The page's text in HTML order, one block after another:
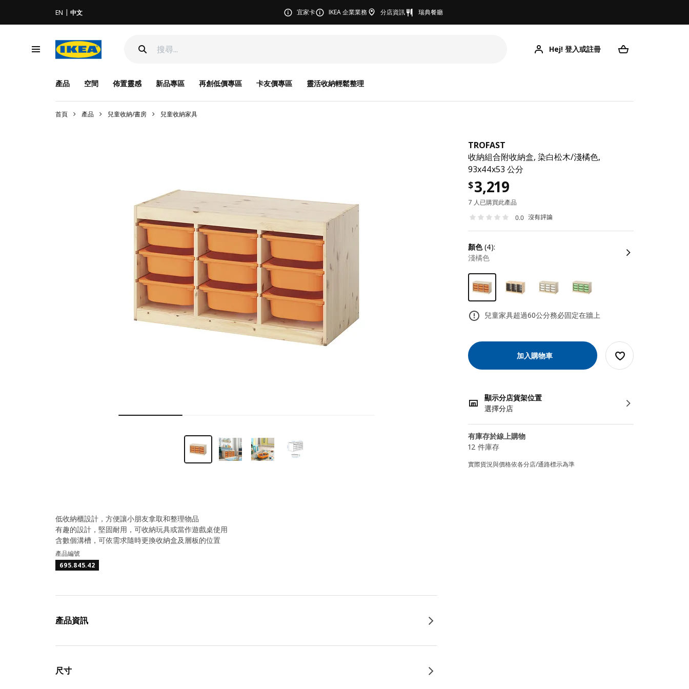
EN 中文 宜家卡 IKEA 企業業務 分店資訊 瑞典餐廳
Hej! 登入或註冊
產品 空間 佈置靈感 新品專區 再創低價專區 卡友價專區 靈活收納輕鬆整理
首頁 產品 兒童收納/書房 兒童收納家具
TROFAST
收納組合附收納盒, 染白松木/淺橘色,
93x44x53 公分
$3,219
7 人已購買此產品
0.0 沒有評論
顏色(4):
淺橘色
兒童家具超過60公分務必固定在牆上
加入購物車
顯示分店貨架位置
選擇分店
有庫存於線上購物
12 件庫存
實際貨況與價格依各分店/通路標示為準
低收納櫃設計，方便讓小朋友拿取和整理物品
有趣的設計，堅固耐用，可收納玩具或當作遊戲桌使用
含數個溝槽，可依需求隨時更換收納盒及層板的位置
產品編號
695.845.42
產品資訊
尺寸